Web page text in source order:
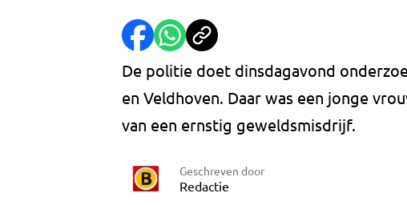
De politie doet dinsdagavond
en Veldhoven. Daar was een jonge
van een ernstig geweldsmisdrijf.
Geschreven door
Redactie